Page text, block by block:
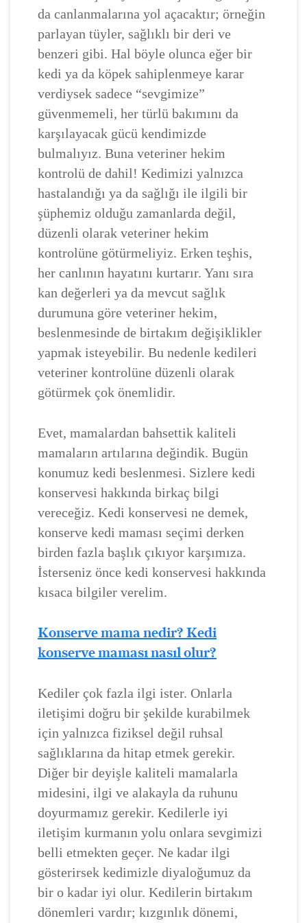
da canlanmalarına yol açacaktır; örneğin
parlayan tüyler, sağlıklı bir deri ve
benzeri gibi. Hal böyle olunca eğer bir
kedi ya da köpek sahiplenmeye karar
verdiysek sadece “sevgimize”
güvenmemeli, her türlü bakımını da
karşılayacak gücü kendimizde
bulmalıyız. Buna veteriner hekim
kontrolü de dahil! Kedimizi yalnızca
hastalandığı ya da sağlığı ile ilgili bir
şüphemiz olduğu zamanlarda değil,
düzenli olarak veteriner hekim
kontrolüne götürmeliyiz. Erken teşhis,
her canlının hayatını kurtarır. Yanı sıra
kan değerleri ya da mevcut sağlık
durumuna göre veteriner hekim,
beslenmesinde de birtakım değişiklikler
yapmak isteyebilir. Bu nedenle kedileri
veteriner kontrolüne düzenli olarak
götürmek çok önemlidir.
Evet, mamalardan bahsettik kaliteli
mamaların artılarına değindik. Bugün
konumuz kedi beslenmesi. Sizlere kedi
konservesi hakkında birkaç bilgi
vereceğiz. Kedi konservesi ne demek,
konserve kedi maması seçimi derken
birden fazla başlık çıkıyor karşımıza.
İsterseniz önce kedi konservesi hakkında
kısaca bilgiler verelim.
Konserve mama nedir? Kedi
konserve maması nasıl olur?
Kediler çok fazla ilgi ister. Onlarla
iletişimi doğru bir şekilde kurabilmek
için yalnızca fiziksel değil ruhsal
sağlıklarına da hitap etmek gerekir.
Diğer bir deyişle kaliteli mamalarla
midesini, ilgi ve alakayla da ruhunu
doyurmamız gerekir. Kedilerle iyi
iletişim kurmanın yolu onlara sevgimizi
belli etmekten geçer. Ne kadar ilgi
gösterirsek kedimizle diyaloğumuz da
bir o kadar iyi olur. Kedilerin birtakım
dönemleri vardır; kızgınlık dönemi,